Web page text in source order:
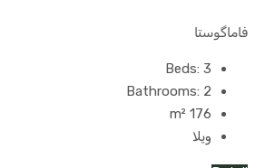
فاماگوستا
Beds: 3
Bathrooms: 2
176
m²
ویلا